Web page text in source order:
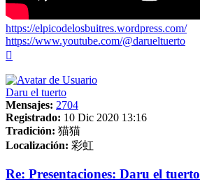
https://elpicodelosbuitres.wordpress.com/
https://www.youtube.com/@darueltuerto
Daru el tuerto
Mensajes: 2704
Registrado: 10 Dic 2020 13:16
Tradición: 猫猫
Localización: 彩虹
Re: Presentaciones: Daru el tuerto